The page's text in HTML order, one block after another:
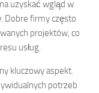
uzyskać wgląd w
Dobre firmy często
projektów, co
usług.
kluczowy aspekt.
potrzeb